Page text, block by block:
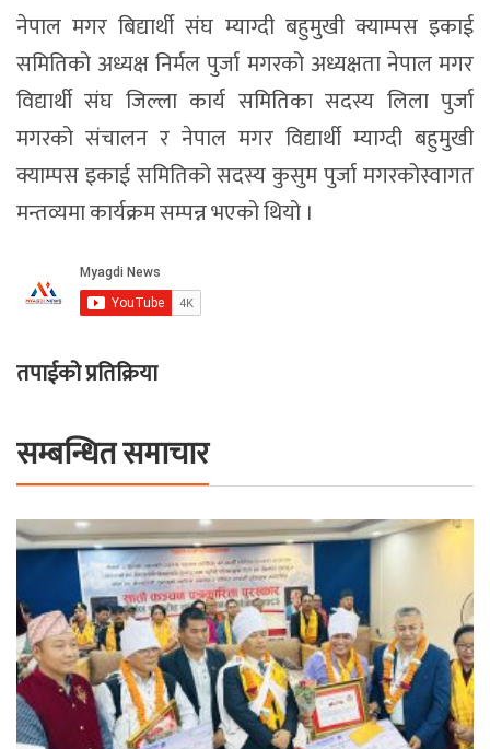
नेपाल मगर बिद्यार्थी संघ म्याग्दी बहुमुखी क्याम्पस इकाई
समितिको अध्यक्ष निर्मल पुर्जा मगरको अध्यक्षता नेपाल मगर
विद्यार्थी संघ जिल्ला कार्य समितिका सदस्य लिला पुर्जा
मगरको संचालन र नेपाल मगर विद्यार्थी म्याग्दी बहुमुखी
क्याम्पस इकाई समितिको सदस्य कुसुम पुर्जा मगरकोस्वागत
मन्तव्यमा कार्यक्रम सम्पन्न भएको थियो ।
तपाईको प्रतिक्रिया
सम्बन्धित समाचार